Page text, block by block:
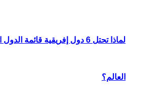
لماذا تحتل 6 دول إفريقية قائمة
العالم؟